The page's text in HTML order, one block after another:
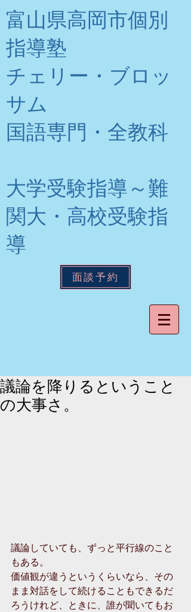
富山県高岡市個別
指導塾
チェリー・ブロッ
サム
​国語専門・全教科
大学受験指導～難
関大・高校受験指
導
面談予約
議論を降りるということ
の大事さ。
議論していても、ずっと平行線のこと
もある。
価値観が違うというくらいなら、その
まま対話をして続けることもできるだ
ろうけれど、ときに、誰が聞いてもお